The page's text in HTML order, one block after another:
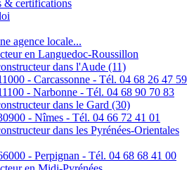
& certifications
agence locale...
en Languedoc-Roussillon
dans l'Aude (11)
- Carcassonne - Tél. 04 68 26 47 59
- Narbonne - Tél. 04 68 90 70 83
dans le Gard (30)
- Nîmes - Tél. 04 66 72 41 01
dans les Pyrénées-Orientales
- Perpignan - Tél. 04 68 68 41 00